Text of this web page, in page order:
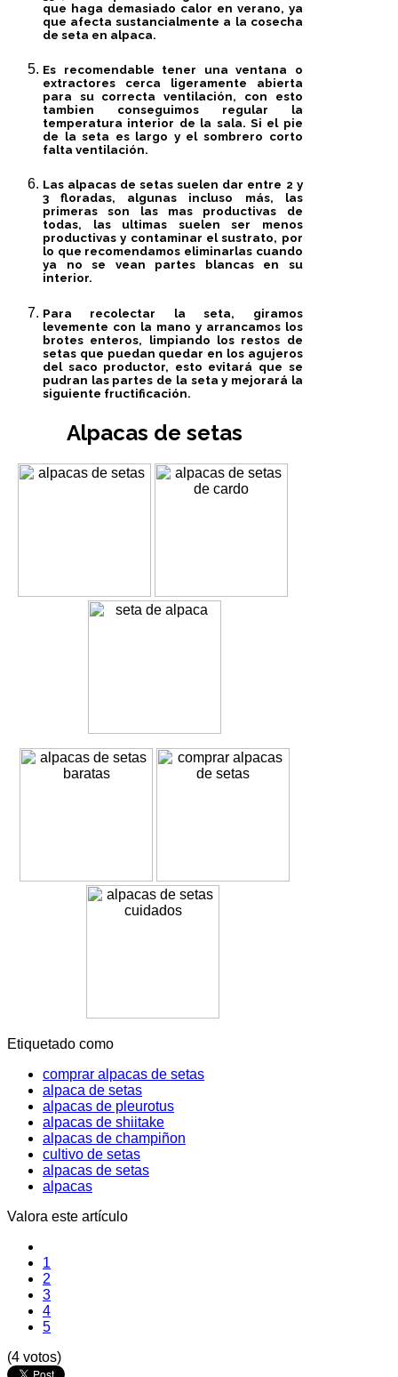
que haga demasiado calor en verano, ya
que afecta sustancialmente a la cosecha
de seta en alpaca.
Es recomendable tener unaventana o
extractores cerca ligeramente abierta
para su correcta ventilación, con esto
tambien conseguimos regular la
temperatura interior de la sala. Si el pie
de la seta es largo y el sombrero corto
falta ventilación.
Las alpacas de setas suelen dar entre 2 y
3 floradas, algunas incluso más, las
primeras son las mas productivas de
todas, las ultimas suelen ser menos
productivas y contaminar el sustrato, por
lo que recomendamos eliminarlas cuando
ya no se vean partes blancas en su
interior.
Para recolectar la seta, giramos
levemente con la mano y arrancamos los
brotes enteros, limpiando los restos de
setas que puedan quedar en los agujeros
del saco productor, esto evitará que se
pudran las partes de la seta y mejorará la
siguiente fructificación.
Alpacas de setas
Etiquetado como
comprar alpacas de setas
alpaca de setas
alpacas de pleurotus
alpacas de shiitake
alpacas de champiñon
cultivo de setas
alpacas de setas
alpacas
Valora este artículo
1
2
3
4
5
(4 votos)